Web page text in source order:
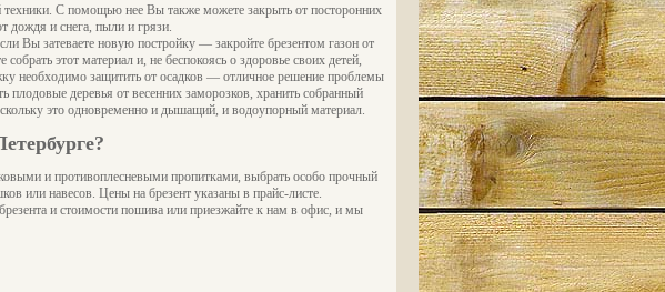
техники. С помощью нее Вы также можете закрыть от посторонних
дождя и снега, пыли и грязи.
Вы затеваете новую постройку — закройте брезентом газон от
этот материал и, не беспокоясь о здоровье своих детей,
необходимо защитить от осадков — отличное решение проблемы
деревья от весенних заморозков, хранить собранный
это одновременно и дышащий, и водоупорный материал.
и противоплесневыми пропитками, выбрать особо прочный
или навесов. Цены на брезент указаны в прайс-листе.
и стоимости пошива или приезжайте к нам в офис, и мы